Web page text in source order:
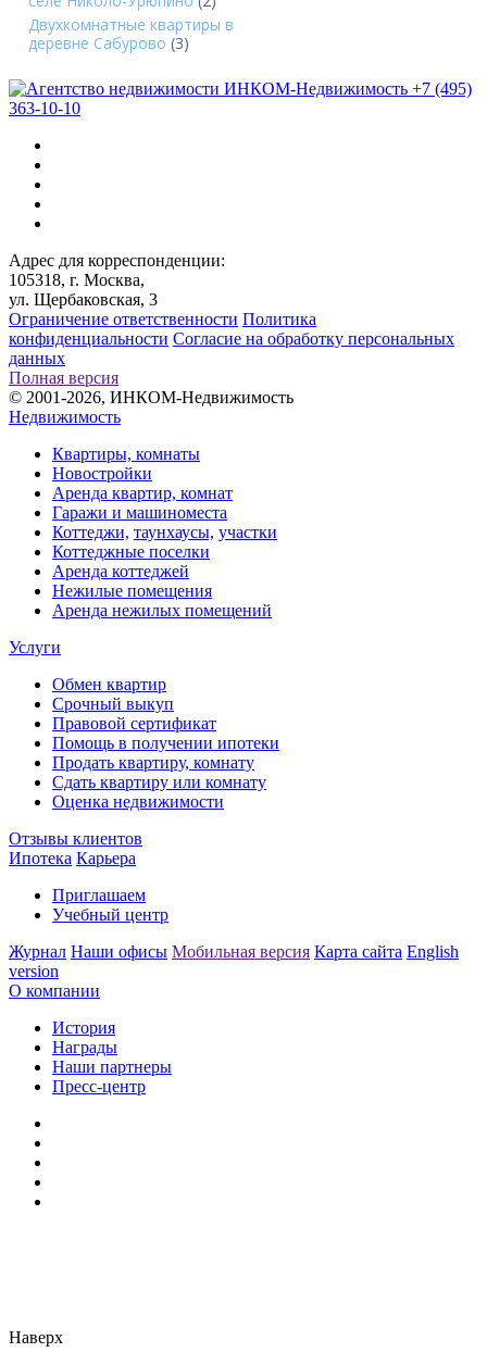
Двухкомнатные квартиры в
деревне Сабурово (3)
+7 (495)
363-10-10
Адрес для корреспонденции:
105318, г. Москва,
ул. Щербаковская, 3
Ограничение ответственности Политика
конфиденциальности Согласие на обработку персональных
данных
Полная версия
© 2001-2026, ИНКОМ-Недвижимость
Недвижимость
Квартиры, комнаты
Новостройки
Аренда квартир, комнат
Гаражи и машиноместа
Коттеджи, таунхаусы, участки
Коттеджные поселки
Аренда коттеджей
Нежилые помещения
Аренда нежилых помещений
Услуги
Обмен квартир
Срочный выкуп
Правовой сертификат
Помощь в получении ипотеки
Продать квартиру, комнату
Сдать квартиру или комнату
Оценка недвижимости
Отзывы клиентов
Ипотека Карьера
Приглашаем
Учебный центр
Журнал Наши офисы Мобильная версия Карта сайта English
version
О компании
История
Награды
Наши партнеры
Пресс-центр
Наверх